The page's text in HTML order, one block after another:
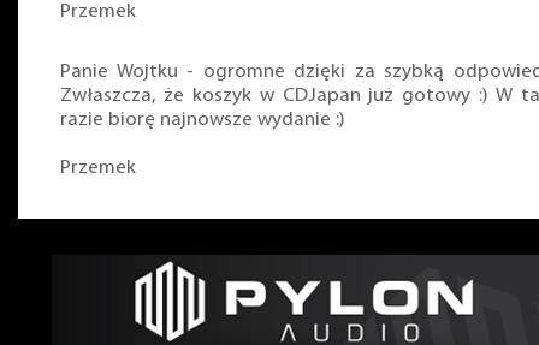
Przemek
Panie Wojtku - ogromne dzięki za szybką
Zwłaszcza, że koszyk w CDJapan już gotowy :) W
razie biorę najnowsze wydanie :)
Przemek